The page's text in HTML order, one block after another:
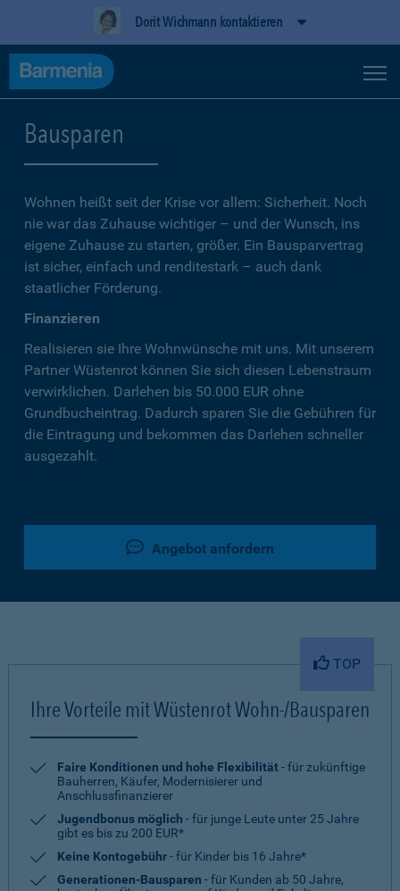
Dorit Wichmann kontaktieren
Bausparen
Wohnen heißt seit der Krise vor allem: Sicherheit. Noch
nie war das Zuhause wichtiger – und der Wunsch, ins
eigene Zuhause zu starten, größer. Ein Bausparvertrag
ist sicher, einfach und renditestark – auch dank
staatlicher Förderung.
Finanzieren
Realisieren sie Ihre Wohnwünsche mit uns. Mit unserem
Partner Wüstenrot können Sie sich diesen Lebenstraum
verwirklichen. Darlehen bis 50.000 EUR ohne
Grundbucheintrag. Dadurch sparen Sie die Gebühren für
die Eintragung und bekommen das Darlehen schneller
ausgezahlt.
Angebot anfordern
TOP
Ihre Vorteile mit Wüstenrot Wohn-/Bausparen
Faire Konditionen und hohe Flexibilität- für zukünftige
Bauherren, Käufer, Modernisierer und
Anschlussfinanzierer
Jugendbonus möglich - für junge Leute unter 25 Jahre
gibt es bis zu 200 EUR*
Keine Kontogebühr- für Kinder bis 16 Jahre*
Generationen-Bausparen - für Kunden ab 50 Jahre,